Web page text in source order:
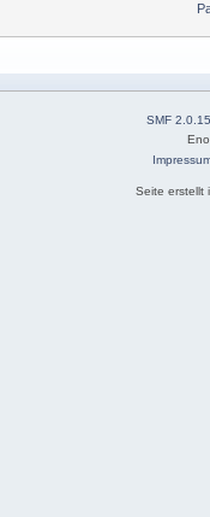
SMF 2.0.15
Seite erstellt